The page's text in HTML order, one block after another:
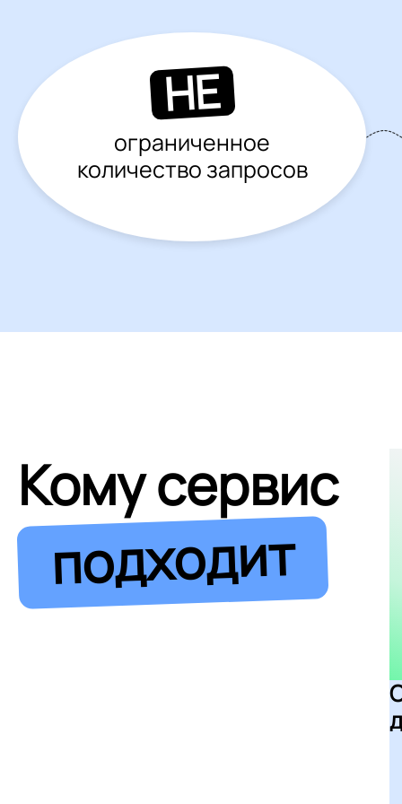
НЕ
ограниченное
количество запросов
Кому сервис
подходит